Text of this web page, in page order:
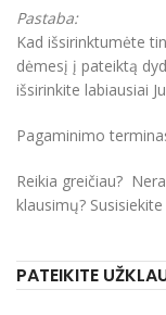
Pastaba:
Kad išsirinktumėte
dėmesį į pateiktą
išsirinkite labiausiai
Pagaminimo
Reikia greičiau?
klausimų?
PATEIKITE